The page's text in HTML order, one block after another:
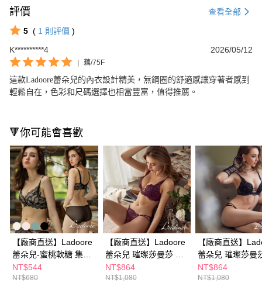
評價 查看全部
5 ( 1 則評價 )
K**********4
2026/05/12
| 藕/75F
這款Ladoore蕾朵兒的內衣設計精美，無鋼圈的舒適感讓穿著者感到
輕鬆自在，色彩和尺碼選擇也相當豐富，值得推薦。
🔻你可能會喜歡
【廠商直送】Ladoore
蕾朵兒-蜜桃軟糖 集中
無鋼圈成套內衣
NT$544
NT$680
【廠商直送】Ladoore
蕾朵兒 璀璨莎曼莎 奢
華蕾絲無鋼圈成套內衣
NT$864
NT$1,080
【廠商直送】
蕾朵兒 璀璨莎曼
華蕾絲無鋼圈成
NT$864
NT$1,080